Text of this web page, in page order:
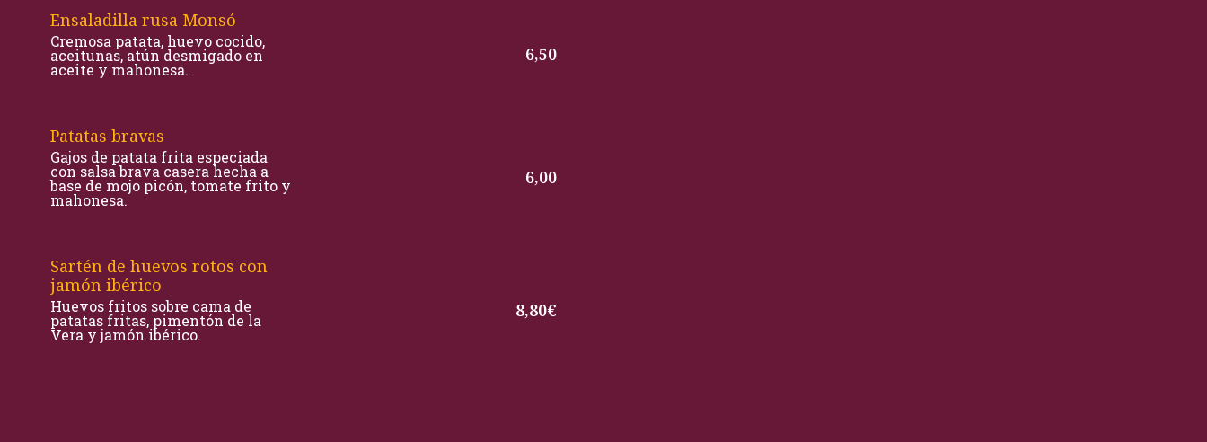
Ensaladilla rusa Monsó
Cremosa patata, huevo cocido,
aceitunas, atún desmigado en
aceite y mahonesa.
6,50
Patatas bravas
Gajos de patata frita especiada
con salsa brava casera hecha a
base de mojo picón, tomate frito y
mahonesa.
6,00
Sartén de huevos rotos con
jamón ibérico
Huevos fritos sobre cama de
patatas fritas, pimentón de la
Vera y jamón ibérico.
8,80€